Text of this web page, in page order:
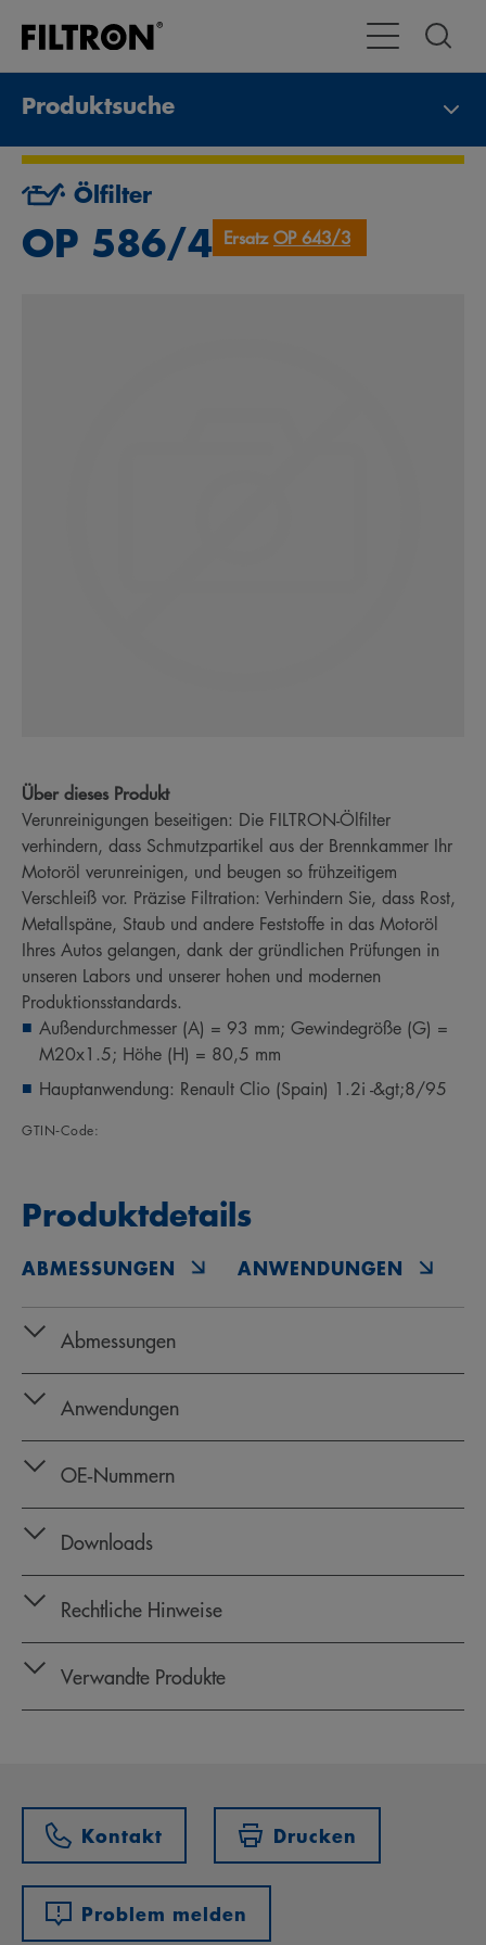
Toggle
Produktsuche
Ölfilter
OP 586/4 ErsatzOP 643/3
Über dieses Produkt
Verunreinigungen beseitigen: Die FILTRON-Ölfilter
verhindern, dass Schmutzpartikel aus der Brennkammer Ihr
Motoröl verunreinigen, und beugen so frühzeitigem
Verschleiß vor. Präzise Filtration: Verhindern Sie, dass Rost,
Metallspäne, Staub und andere Feststoffe in das Motoröl
Ihres Autos gelangen, dank der gründlichen Prüfungen in
unseren Labors und unserer hohen und modernen
Produktionsstandards.
Außendurchmesser (A) = 93 mm; Gewindegröße (G) =
M20x1.5; Höhe (H) = 80,5 mm
Hauptanwendung: Renault Clio (Spain) 1.2i -&gt;8/95
GTIN‑Code:
Produktdetails
ABMESSUNGEN ANWENDUNGEN
Abmessungen
Anwendungen
OE‑Nummern
Downloads
Rechtliche Hinweise
Verwandte Produkte
Kontakt Drucken
Problem melden